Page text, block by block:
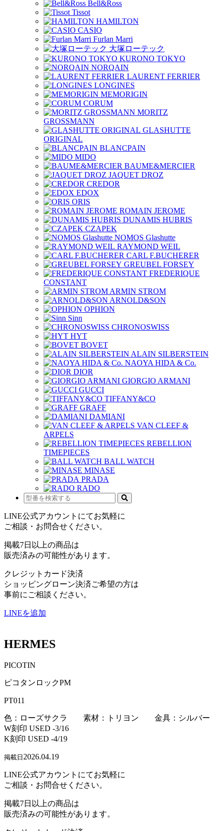
Bell&Ross
Tissot
HAMILTON
CASIO
Furlan Marri
大塚ローテック
KURONO TOKYO
NORQAIN
LAURENT FERRIER
LONGINES
MEMORIGIN
CORUM
MORITZ
GROSSMANN
GLASHUTTE
ORIGINAL
BLANCPAIN
MIDO
BAUME&MERCIER
JAQUET DROZ
CREDOR
EDOX
ORIS
ROMAIN JEROME
DUNAMIS HUBRIS
CZAPEK
NOMOS Glashutte
RAYMOND WEIL
CARL F.BUCHERER
GREUBEL FORSEY
FREDERIQUE
CONSTANT
ARMIN STROM
ARNOLD&SON
OPHION
Sinn
CHRONOSWISS
HYT
BOVET
ALAIN SILBERSTEIN
NAOYA HIDA & Co.
DIOR
GIORGIO ARMANI
GUCCI
TIFFANY&CO
GRAFF
DAMIANI
VAN CLEEF &
ARPELS
REBELLION
TIMEPIECES
BALL WATCH
MINASE
PRADA
RADO
LINE公式アカウントにてお気軽に
ご相談・お問合せください。
掲載7日以上の商品は
販売済みの可能性があります。
クレジットカード決済
ショッピングローン決済ご希望の方は
事前にご相談ください。
LINEを追加
HERMES
PICOTIN
ピコタンロックPM
PT011
色：ローズサクラ 素材：トリヨン 金具：シルバー
W刻印 USED -3/16
K刻印 USED -4/19
掲載日 2026.04.19
LINE公式アカウントにてお気軽に
ご相談・お問合せください。
掲載7日以上の商品は
販売済みの可能性があります。